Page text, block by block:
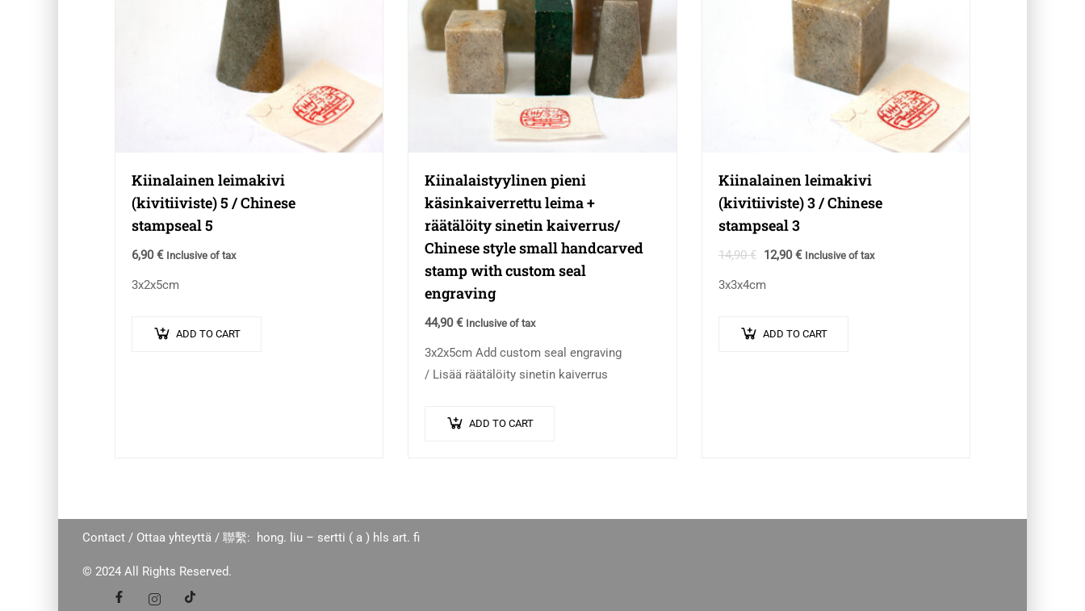
Kiinalainen leimakivi
(kivitiiviste) 5 / Chinese
stampseal 5
6,90€ Inclusive of tax
3x2x5cm
ADD TO CART
Kiinalaistyylinen pieni
käsinkaiverrettu leima +
räätälöity sinetin kaiverrus/
Chinese style small handcarved
stamp with custom seal
engraving
44,90€ Inclusive of tax
3x2x5cm Add custom seal engraving
/ Lisää räätälöity sinetin kaiverrus
ADD TO CART
Kiinalainen leimakivi
(kivitiiviste) 3 / Chinese
stampseal 3
14,90€ 12,90€ Inclusive of tax
3x3x4cm
ADD TO CART
Contact / Ottaa yhteyttä / 聯繫: hong. liu – sertti ( a ) hls art. fi
© 2024 All Rights Reserved.